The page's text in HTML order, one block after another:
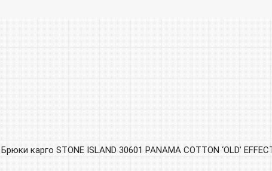
Брюки карго STONE ISLAND 30601 PANAMA COTTON ‘OLD’